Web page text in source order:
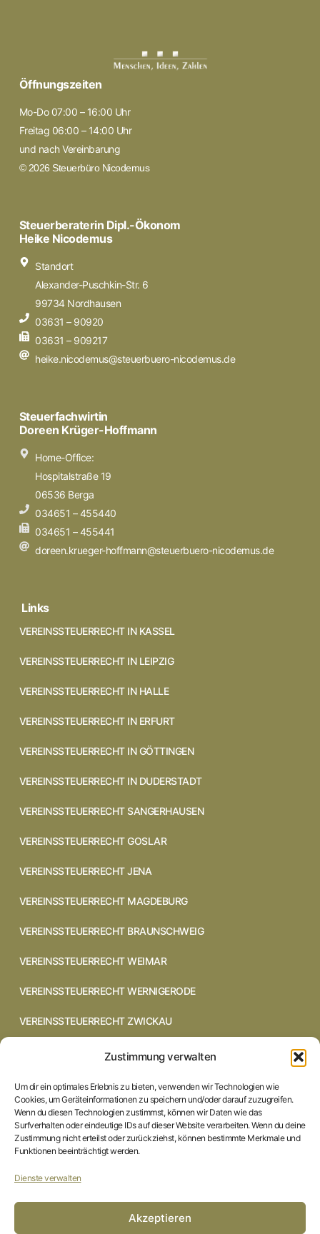
Zustimmung verwalten
Um dir ein optimales Erlebnis zu bieten, verwenden wir Technologien wie
Cookies, um Geräteinformationen zu speichern und/oder darauf zuzugreifen.
Wenn du diesen Technologien zustimmst, können wir Daten wie das
Surfverhalten oder eindeutige IDs auf dieser Website verarbeiten. Wenn du deine
Zustimmung nicht erteilst oder zurückziehst, können bestimmte Merkmale und
Funktionen beeinträchtigt werden.
Dienste verwalten
Akzeptieren
Öffnungszeiten
Mo-Do 07:00 – 16:00 Uhr
Freitag 06:00 – 14:00 Uhr
und nach Vereinbarung
© 2026 Steuerbüro Nicodemus
Steuerberaterin Dipl.-Ökonom
Heike Nicodemus
Standort
Alexander-Puschkin-Str. 6
99734 Nordhausen
03631 – 90920
03631 – 909217
heike.nicodemus@steuerbuero-nicodemus.de
Steuerfachwirtin
Doreen Krüger-Hoffmann
Home-Office:
Hospitalstraße 19
06536 Berga
034651 – 455440
034651 – 455441
doreen.krueger-hoffmann@steuerbuero-nicodemus.de
Links
VEREINSSTEUERRECHT IN KASSEL
VEREINSSTEUERRECHT IN LEIPZIG
VEREINSSTEUERRECHT IN HALLE
VEREINSSTEUERRECHT IN ERFURT
VEREINSSTEUERRECHT IN GÖTTINGEN
VEREINSSTEUERRECHT IN DUDERSTADT
VEREINSSTEUERRECHT SANGERHAUSEN
VEREINSSTEUERRECHT GOSLAR
VEREINSSTEUERRECHT JENA
VEREINSSTEUERRECHT MAGDEBURG
VEREINSSTEUERRECHT BRAUNSCHWEIG
VEREINSSTEUERRECHT WEIMAR
VEREINSSTEUERRECHT WERNIGERODE
VEREINSSTEUERRECHT ZWICKAU
VEREINSSTEUERRECHT CHEMNITZ
VEREINSSTEUERRECHT DRESDEN
VEREINSSTEUERRECHT COTTBUS
VEREINSSTEUERRECHT IN BRAUNSCHWEIG
STARTSEITE